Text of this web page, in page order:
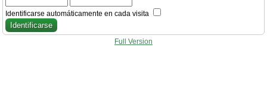
Identificarse automáticamente en cada visita
Full Version